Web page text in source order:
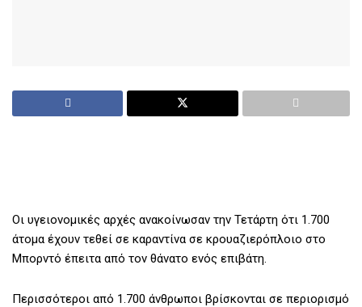
Οι υγειονομικές αρχές ανακοίνωσαν την Τετάρτη ότι 1.700
άτομα έχουν τεθεί σε καραντίνα σε κρουαζιερόπλοιο στο
Μπορντό έπειτα από τον θάνατο ενός επιβάτη.
Περισσότεροι από 1.700 άνθρωποι βρίσκονται σε περιορισμό